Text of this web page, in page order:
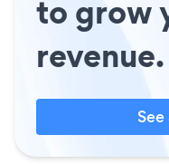
to grow
revenue.